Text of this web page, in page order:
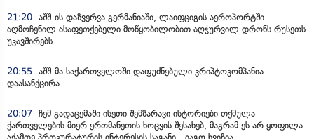
21:20 აშშ-ის დაზვერვა გერმანიაში, ლაიფციგის აეროპორტში
აღმოჩენილ ასაფეთქებელი მოწყობილობით აღჭურვილ დრონს რუსეთს
უკავშირებს
20:55 აშშ-მა საქართველოში დაფუძნებული კრიპტოკომპანია
დაასანქცირა
20:07 ჩემ გადაცემაში ისეთი შემზარავი ისტორიები თქმულა
ქართველების მიერ ერთმანეთის ხოცვის შესახებ, მაგრამ ეს არ ყოფილა